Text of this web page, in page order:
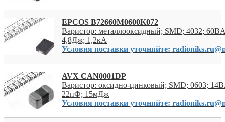
EPCOS B72660M0600K072
Варистор: металлооксидный; SMD; 4032;
4,8Дж; 1,2кА
Условия поставки уточняйте:
AVX CAN0001DP
Варистор: оксидно-цинковый; SMD; 0603;
22пФ; 15мДж
Условия поставки уточняйте: